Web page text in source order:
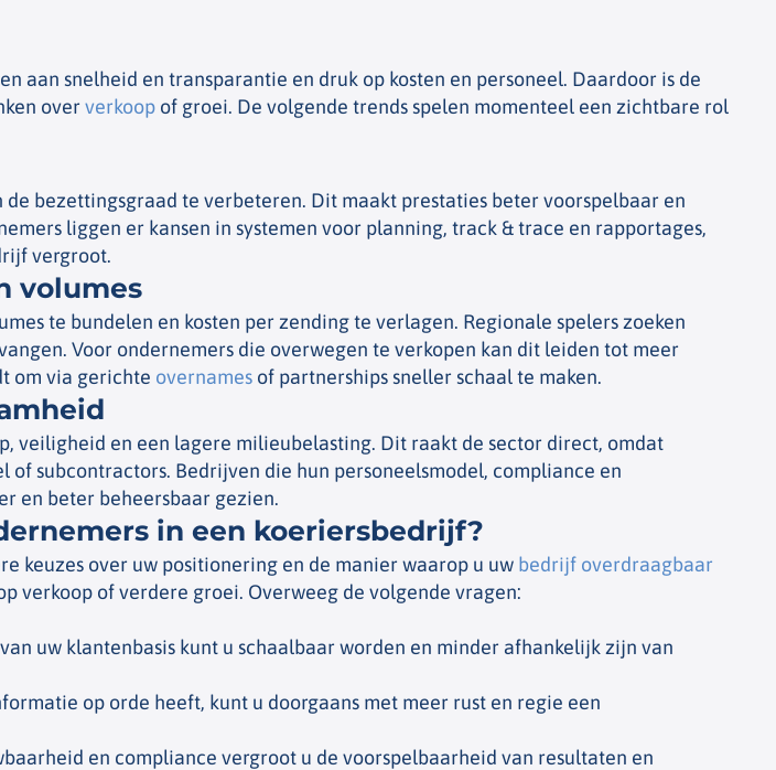
aan snelheid en transparantie en druk op kosten en personeel. Daardoor is de
oververkoop of groei. De volgende trends spelen momenteel een zichtbare rol
bezettingsgraad te verbeteren. Dit maakt prestaties beter voorspelbaar en
liggen er kansen in systemen voor planning, track & trace en rapportages,
vergroot.
volumes
te bundelen en kosten per zending te verlagen. Regionale spelers zoeken
Voor ondernemers die overwegen te verkopen kan dit leiden tot meer
om via gerichte overnames of partnerships sneller schaal te maken.
veiligheid en een lagere milieubelasting. Dit raakt de sector direct, omdat
subcontractors. Bedrijven die hun personeelsmodel, compliance en
en beter beheersbaar gezien.
in een koeriersbedrijf?
keuzes over uw positionering en de manier waarop u uw bedrijf overdraagbaar
verkoop of verdere groei. Overweeg de volgende vragen:
uw klantenbasis kunt u schaalbaar worden en minder afhankelijk zijn van
op orde heeft, kunt u doorgaans met meer rust en regie een
en compliance vergroot u de voorspelbaarheid van resultaten en